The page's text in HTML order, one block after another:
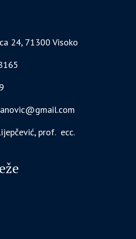
24, 71300 Visoko
prof. ecc.